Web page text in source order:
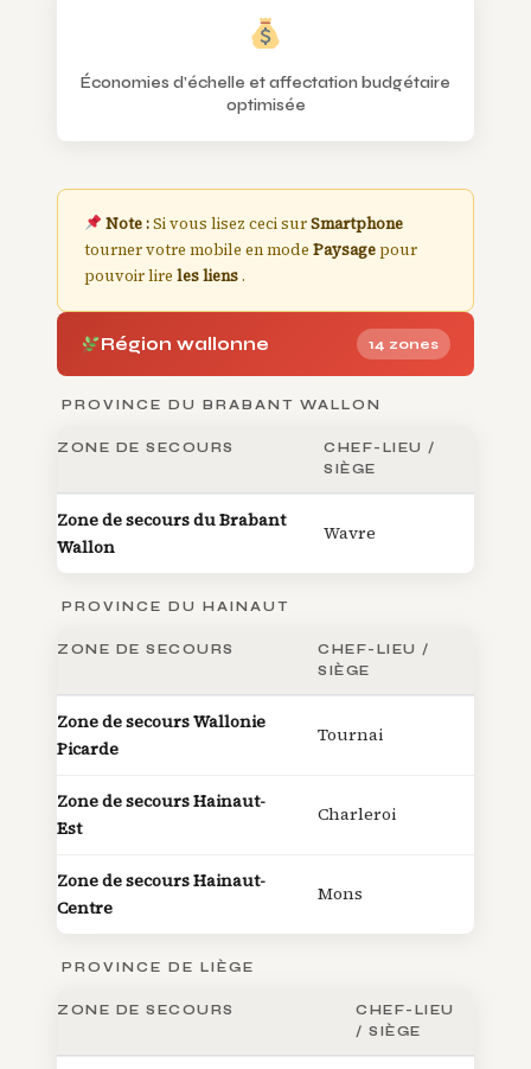
Économies d’échelle et affectation budgétaire
optimisée
Note :Si vous lisez ceci surSmartphone
tourner votre mobile en mode Paysagepour
pouvoir lire les liens.
Région wallonne 14 zones
PROVINCE DU BRABANT WALLON
ZONE DE SECOURS
CHEF-LIEU /
SIÈGE
Zone de secours du Brabant
Wallon
Wavre
PROVINCE DU HAINAUT
ZONE DE SECOURS
CHEF-LIEU /
SIÈGE
Zone de secours Wallonie
Picarde
Tournai
Zone de secours Hainaut-
Est
Charleroi
Zone de secours Hainaut-
Centre
Mons
PROVINCE DE LIÈGE
ZONE DE SECOURS
CHEF-LIEU
/ SIÈGE